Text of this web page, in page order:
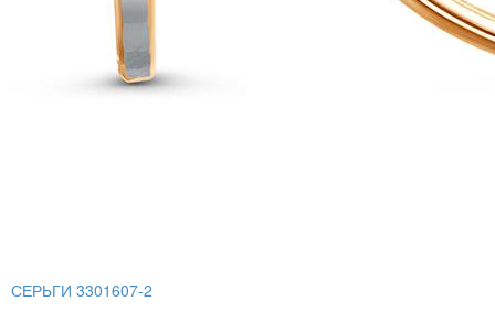
СЕРЬГИ 3301607-2